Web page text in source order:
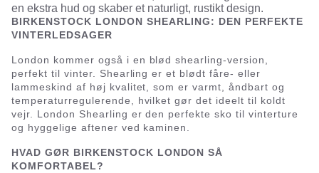
en ekstra hud og skaber et naturligt, rustikt design.
BIRKENSTOCK LONDON SHEARLING: DEN PERFEKTE
VINTERLEDSAGER
London kommer også i en blød shearling-version,
perfekt til vinter. Shearling er et blødt fåre- eller
lammeskind af høj kvalitet, som er varmt, åndbart og
temperaturregulerende, hvilket gør det ideelt til koldt
vejr. London Shearling er den perfekte sko til vinterture
og hyggelige aftener ved kaminen.
HVAD GØR BIRKENSTOCK LONDON SÅ
KOMFORTABEL?